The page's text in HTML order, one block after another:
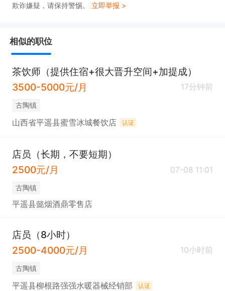
欺诈嫌疑，请保持警惕。 立即举报 >
相似的职位
茶饮师（提供住宿+很大晋升空间+加提成）
3500-5000元/月
17分钟前
古陶镇
山西省平遥县蜜雪冰城餐饮店 认证
店员（长期，不要短期）
2500元/月
07-08 11:01
古陶镇
平遥县懿烟酒鼎零售店
店员（8小时）
2500-4000元/月
10小时前
古陶镇
平遥县柳根路强强水暖器械经销部 认证